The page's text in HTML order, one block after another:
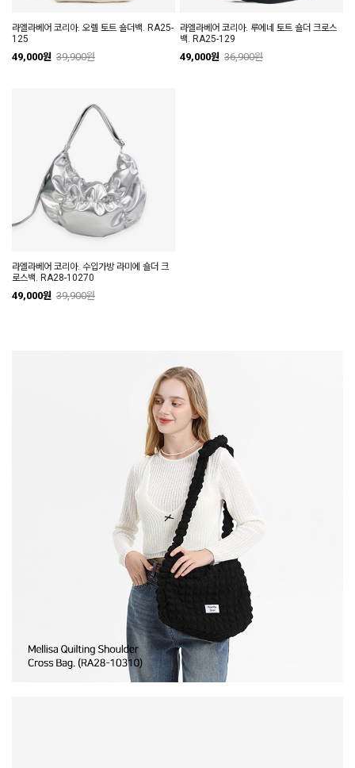
라엘라베어 코리아. 오렐 토트 숄더백. RA25-
125
49,000원 39,900원
라엘라베어 코리아. 루에네 토트 숄더 크로스
백. RA25-129
49,000원 36,900원
라엘라베어 코리아. 수입가방 라미에 숄더 크
로스백. RA28-10270
49,000원 39,900원